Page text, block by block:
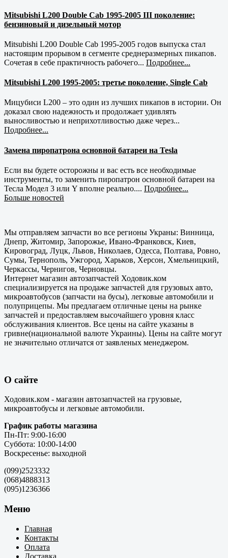
Mitsubishi L200 Double Cab 1995-2005 III поколение:
бензиновый и дизельный мотор
Mitsubishi L200 Double Cab 1995-2005 годов выпуска стал
настоящим прорывом в сегменте среднеразмерных пикапов.
Сочетая в себе практичность рабочего... Подробнее...
Mitsubishi L200 1995-2005: третье поколение, Single Cab
Мицубиси L200 – это один из лучших пикапов в истории. Он
доказал свою надежность и продолжает удивлять
выносливостью и неприхотливостью даже через...
Подробнее...
Замена пиропатрона основной батареи на Tesla
Если вы будете осторожны и вас есть все необходимые
инструменты, то заменить пиропатрон основной батареи на
Тесла Модел 3 или Y вполне реально.... Подробнее...
Больше новостей
Мы отправляем запчасти во все регионы Украны: Винница,
Днепр, Житомир, Запорожье, Ивано-Франковск, Киев,
Кировоград, Луцк, Львов, Николаев, Одесса, Полтава, Ровно,
Сумы, Тернополь, Ужгород, Харьков, Херсон, Хмельницкий,
Черкассы, Чернигов, Черновцы.
Интернет магазин автозапчастей Ходовик.ком
специализируется на продаже запчастей для грузовых авто,
микроавтобусов (запчасти на бусы), легковые автомобили и
полуприцепы. Мы предлагаем отличные цены на рынке
запчастей и предоставляем высочайшего уровня класс
обслуживания клиентов. Все цены на сайте указаны в
гривне(национальной валюте Украины). Цены на сайте могут
не значительно отличатся от заявленых менеджером.
О сайте
Ходовик.ком - магазин автозапчастей на грузовые,
микроавтобусы и легковые автомобили.
График работы магазина
Пн-Пт: 9:00-16:00
Суббота: 10:00-14:00
Воскресенье: выходной
(099)2523332
(068)4888313
(095)1236366
Меню
Главная
Контакты
Оплата
Доставка